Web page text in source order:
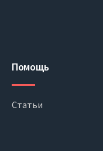
Помощь
Статьи